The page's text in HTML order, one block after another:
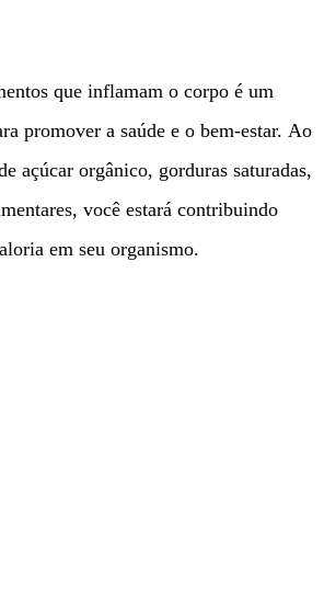
que inflamam o corpo é um
promover a saúde e o bem-estar. Ao
açúcar orgânico, gorduras saturadas,
você estará contribuindo
em seu organismo.